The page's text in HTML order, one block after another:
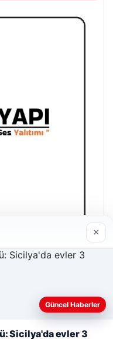
iyi anlayabilmek,
×
Güncel Haberler
Sicilya'da evler 3